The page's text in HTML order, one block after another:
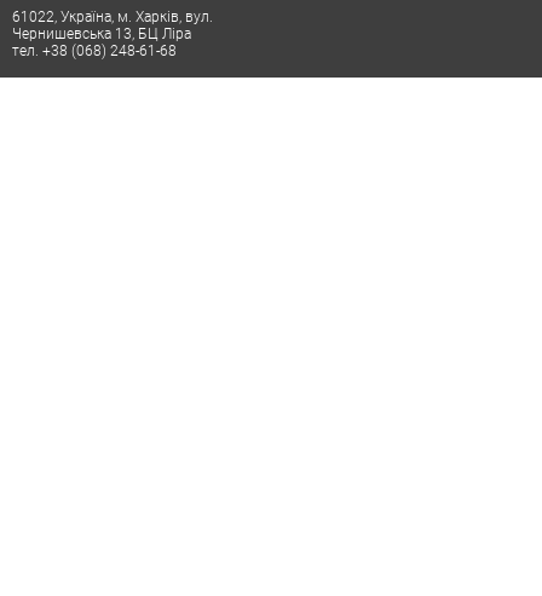
61022, Україна, м. Харків, вул.
Чернишевська 13, БЦ Ліра
тел. +38 (068) 248-61-68